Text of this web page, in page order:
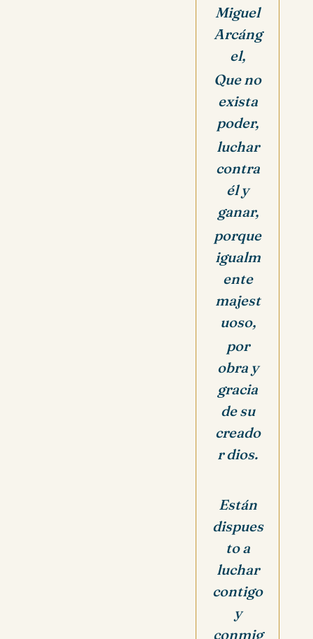
Miguel
Arcáng
el,
Que no
exista
poder,
luchar
contra
él y
ganar,
porque
igualm
ente
majest
uoso,
por
obra y
gracia
de su
creado
r dios.
Están
dispues
to a
luchar
contigo
y
conmig